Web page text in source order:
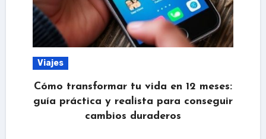
Viajes
Cómo transformar tu vida en 12 meses:
guía práctica y realista para conseguir
cambios duraderos